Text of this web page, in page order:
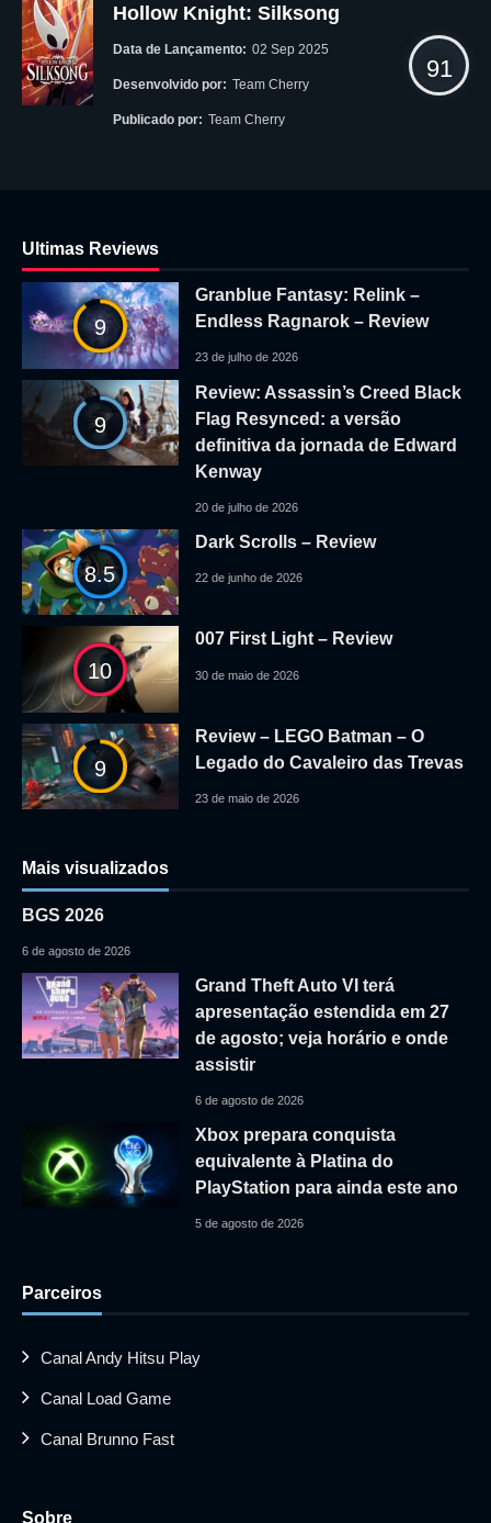
Hollow Knight: Silksong
Data de Lançamento: 02 Sep 2025
Desenvolvido por: Team Cherry
Publicado por: Team Cherry
91
Ultimas Reviews
9
Granblue Fantasy: Relink –
Endless Ragnarok – Review
23 de julho de 2026
9
Review: Assassin’s Creed Black
Flag Resynced: a versão
definitiva da jornada de Edward
Kenway
20 de julho de 2026
8.5
Dark Scrolls – Review
22 de junho de 2026
10
007 First Light – Review
30 de maio de 2026
9
Review – LEGO Batman – O
Legado do Cavaleiro das Trevas
23 de maio de 2026
Mais visualizados
BGS 2026
6 de agosto de 2026
Grand Theft Auto VI terá
apresentação estendida em 27
de agosto; veja horário e onde
assistir
6 de agosto de 2026
Xbox prepara conquista
equivalente à Platina do
PlayStation para ainda este ano
5 de agosto de 2026
Parceiros
Canal Andy Hitsu Play
Canal Load Game
Canal Brunno Fast
Sobre